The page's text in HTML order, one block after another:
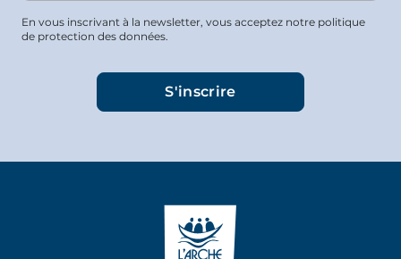
En vous inscrivant à la newsletter, vous acceptez notre politique
de protection des données.